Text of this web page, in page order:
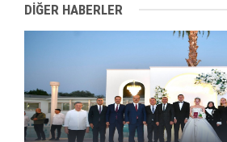
DİĞER HABERLER